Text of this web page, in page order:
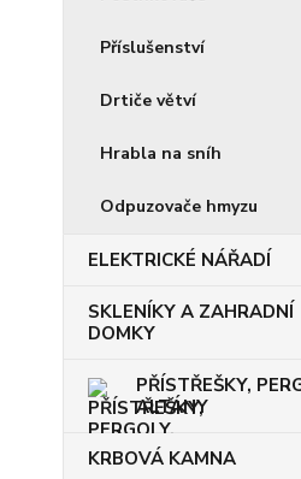
Příslušenství
Drtiče větví
Hrabla na sníh
Odpuzovače hmyzu
ELEKTRICKÉ NÁŘADÍ
SKLENÍKY A ZAHRADNÍ
DOMKY
PŘÍSTŘEŠKY,
ALTÁNY
KRBOVÁ KAMNA